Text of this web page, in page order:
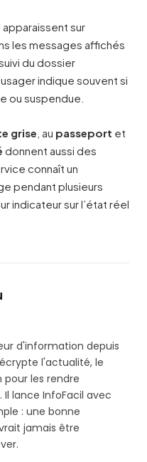
apparaissent sur
les messages affichés
du dossier
indique souvent si
ou suspendue.
grise , au passeport et
donnent aussi des
connaît un
pendant plusieurs
indicateur sur l’état réel
d'information depuis
l'actualité, le
les rendre
Il lance InfoFacil avec
: une bonne
jamais être